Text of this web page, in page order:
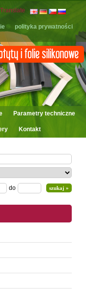
Translate
polityka prywatności
Parametry techniczne
Kontakt
do